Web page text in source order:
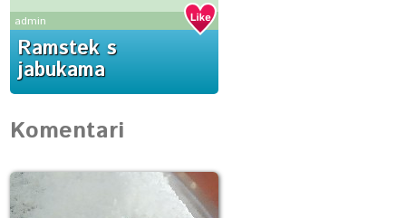
admin
Ramstek s
jabukama
Komentari